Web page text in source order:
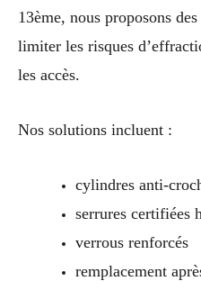
13ème, nous proposons
limiter les risques
les accès.
Nos solutions incluent :
cylindres anti-
serrures certifiées
verrous renforcés
remplacement